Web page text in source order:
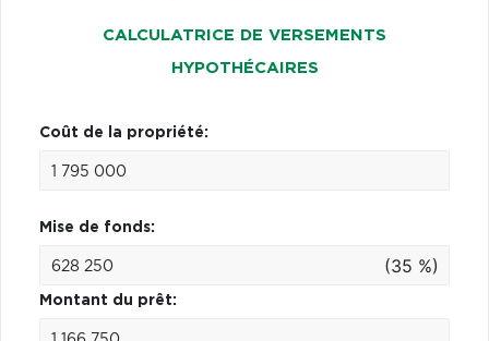
CALCULATRICE DE VERSEMENTS
HYPOTHÉCAIRES
Coût de la propriété:
Mise de fonds:
(35 %)
Montant du prêt: